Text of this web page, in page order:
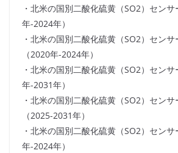
・北米の国別二酸化硫黄（SO2）セン
年-2024年）
・北米の国別二酸化硫黄（SO2）セン
（2020年-2024年）
・北米の国別二酸化硫黄（SO2）セン
年-2031年）
・北米の国別二酸化硫黄（SO2）セン
（2025-2031年）
・北米の国別二酸化硫黄（SO2）セン
年-2024年）